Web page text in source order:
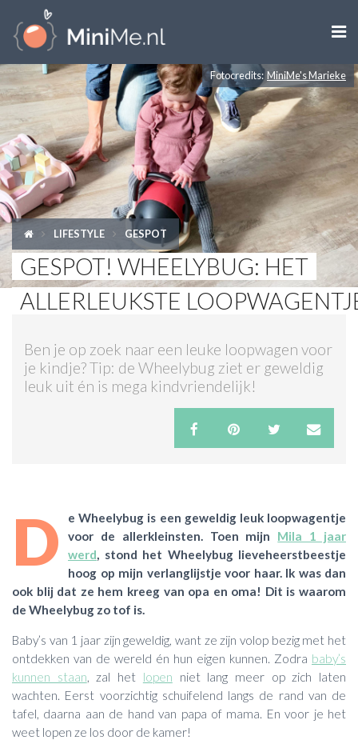

ZWANGER WORDEN
ZWANGER
BABY
PEUTER
KIND
LIFESTYLE
SHOPS
Fotocredits: MiniMe's Marieke
LIFESTYLE GESPOT
GESPOT! WHEELYBUG: HET
ALLERLEUKSTE
Ben je op zoek naar een leuke loopwagen voor
je kindje? Tip: de Wheelybug ziet er geweldig
leuk uit én is mega kindvriendelijk!
D
e Wheelybug is een geweldig leuk loopwagentje
voor de allerkleinsten. Toen mijn Mila 1 jaar
werd , stond het Wheelybug lieveheerstbeestje
hoog op mijn verlanglijstje voor haar. Ik was dan
ook blij dat ze hem kreeg van opa en oma! Dit is waarom
de Wheelybug zo tof is.
Baby’s van 1 jaar zijn geweldig, want ze zijn volop bezig met het
ontdekken van de wereld én hun eigen kunnen. Zodra baby’s
kunnen staan, zal het lopen niet lang meer op zich laten
wachten. Eerst voorzichtig schuifelend langs de rand van de
tafel, daarna aan de hand van papa of mama. En voor je het
weet lopen ze los door de kamer!